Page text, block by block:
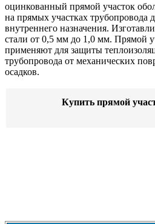
оцинкованный прямой участок
на прямых участках трубопровода
внутреннего назначения.
стали от 0,5 мм до 1,0 мм. Прямой
применяют для защиты
трубопровода от механических
осадков.
Купить прямой